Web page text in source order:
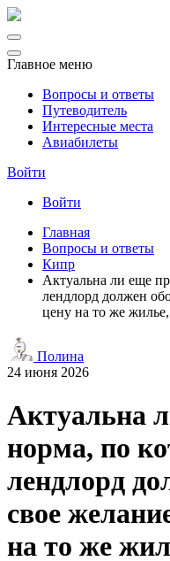
Главное меню
Вопросы и ответы
Путеводитель
Интересные места
Авиабилеты
Войти
Войти
Главная
Вопросы и ответы
Кипр
Актуальна ли еще
лендлорд должен
цену на то же
Полина
24 июня 2026
Актуальна
норма, по
лендлорд
свое
на то же